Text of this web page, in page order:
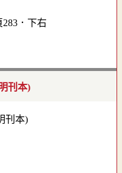
．下右
刊本)